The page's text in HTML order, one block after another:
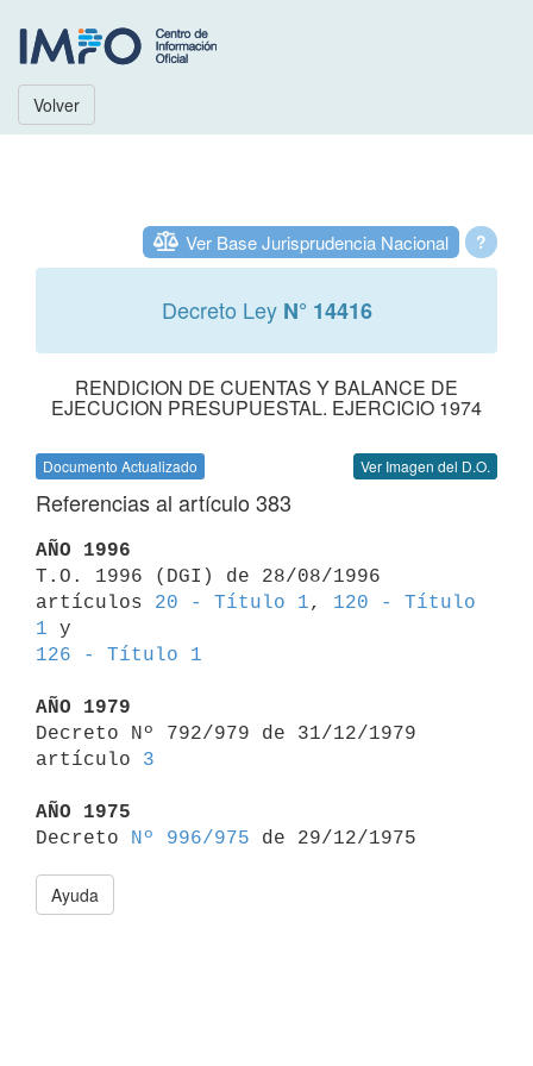
Volver
?
Ver Base Jurisprudencia Nacional
Decreto Ley N° 14416
RENDICION DE CUENTAS Y BALANCE DE
EJECUCION PRESUPUESTAL. EJERCICIO 1974
Documento Actualizado Ver Imagen del D.O.
Referencias al artículo 383
AÑO 1996
T.O. 1996 (DGI) de 28/08/1996
artículos 20 - Título 1, 120 - Título
1 y
126 - Título 1
AÑO 1979
Decreto Nº 792/979 de 31/12/1979
artículo 3
AÑO 1975
Decreto
Nº 996/975
Ayuda